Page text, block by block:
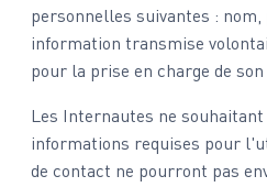
personnelles suivantes : nom,
information transmise
pour la prise en charge de son
Les Internautes ne
informations requises pour
de contact ne pourront pas